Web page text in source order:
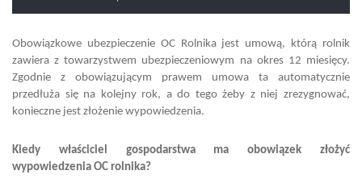
Obowiązkowe ubezpieczenie OC Rolnika jest umową, którą rolnik
zawiera z towarzystwem ubezpieczeniowym na okres 12 miesięcy.
Zgodnie z obowiązującym prawem umowa ta automatycznie
przedłuża się na kolejny rok, a do tego żeby z niej zrezygnować,
konieczne jest złożenie wypowiedzenia.
Kiedy właściciel gospodarstwa ma obowiązek złożyć
wypowiedzenia OC rolnika?